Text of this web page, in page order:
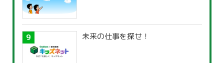
未来の仕事を探せ！